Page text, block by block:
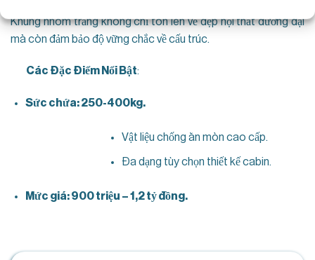
Khung nhôm trắng không chỉ tôn lên vẻ đẹp nội thất đương đại
mà còn đảm bảo độ vững chắc về cấu trúc.
Các Đặc Điểm Nổi Bật:
Sức chứa: 250-400kg.
Vật liệu chống ăn mòn cao cấp.
Đa dạng tùy chọn thiết kế cabin.
Mức giá: 900 triệu – 1,2 tỷ đồng.